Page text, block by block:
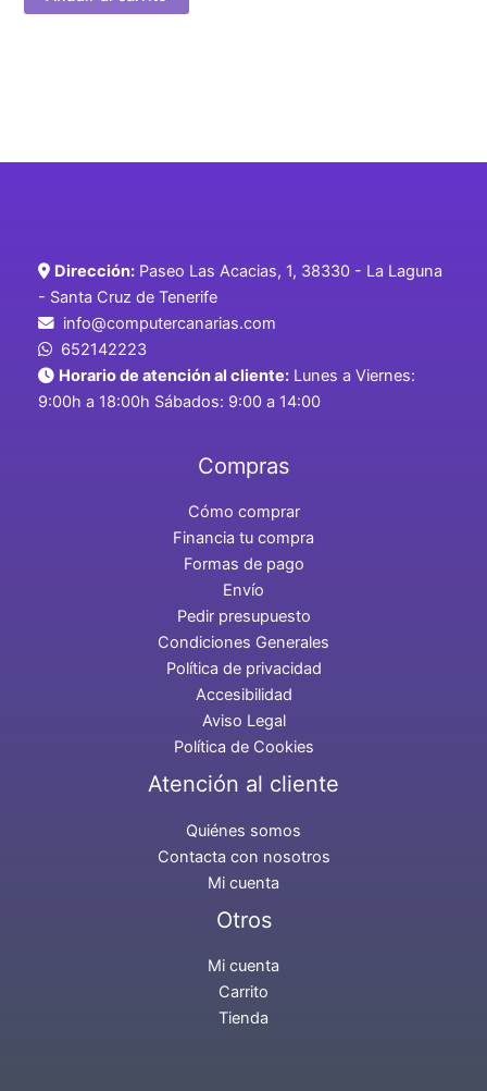
Dirección: Paseo Las Acacias, 1, 38330 - La Laguna
- Santa Cruz de Tenerife
info@computercanarias.com
652142223
Horario de atención al cliente: Lunes a Viernes:
9:00h a 18:00h Sábados: 9:00 a 14:00
Compras
Cómo comprar
Financia tu compra
Formas de pago
Envío
Pedir presupuesto
Condiciones Generales
Política de privacidad
Accesibilidad
Aviso Legal
Política de Cookies
Atención al cliente
Quiénes somos
Contacta con nosotros
Mi cuenta
Otros
Mi cuenta
Carrito
Tienda